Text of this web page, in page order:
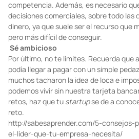
competencia. Además, es necesario
decisiones comerciales, sobre todo las
dinero, ya que suele ser el recurso que
pero más difícil de conseguir.
Sé ambicioso
Por último, no te limites. Recuerda que
podía llegar a pagar con un simple
muchos tacharon la idea de loca e
podemos vivir sin nuestra tarjeta
retos, haz que tu startupse de a
reto.
http://sabesaprender.com/5-
el-lider-que-tu-empresa-necesita/